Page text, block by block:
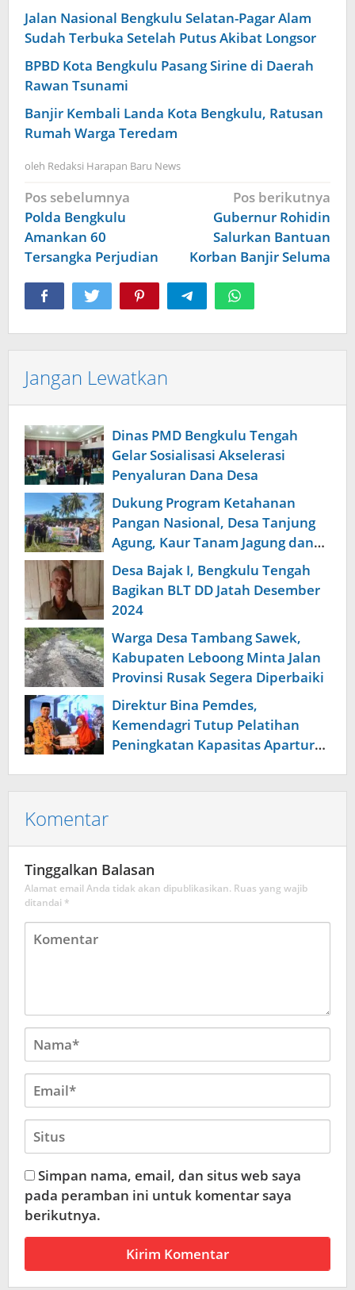
Jalan Nasional Bengkulu Selatan-Pagar Alam
Sudah Terbuka Setelah Putus Akibat Longsor
BPBD Kota Bengkulu Pasang Sirine di Daerah
Rawan Tsunami
Banjir Kembali Landa Kota Bengkulu, Ratusan
Rumah Warga Teredam
oleh Redaksi Harapan Baru News
Navigasi
pos
Pos sebelumnya
Polda Bengkulu
Amankan 60
Tersangka Perjudian
Pos berikutnya
Gubernur Rohidin
Salurkan Bantuan
Korban Banjir Seluma
Jangan Lewatkan
Dinas PMD Bengkulu Tengah
Gelar Sosialisasi Akselerasi
Penyaluran Dana Desa
Dukung Program Ketahanan
Pangan Nasional, Desa Tanjung
Agung, Kaur Tanam Jagung dan
Padi
Desa Bajak I, Bengkulu Tengah
Bagikan BLT DD Jatah Desember
2024
Warga Desa Tambang Sawek,
Kabupaten Leboong Minta Jalan
Provinsi Rusak Segera Diperbaiki
Direktur Bina Pemdes,
Kemendagri Tutup Pelatihan
Peningkatan Kapasitas Apartur
Komentar
Tinggalkan Balasan
Alamat email Anda tidak akan dipublikasikan. Ruas yang wajib
ditandai *
Simpan nama, email, dan situs web saya
pada peramban ini untuk komentar saya
berikutnya.